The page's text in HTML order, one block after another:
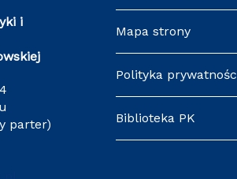
i
parter)
Mapa strony
Polityka
Biblioteka PK